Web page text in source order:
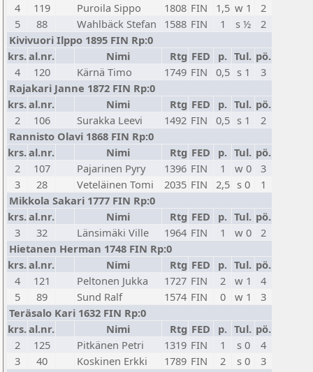
4
119 Puroila Sippo 1808 FIN 1,5 w 1
2
5
88 Wahlbäck Stefan 1588 FIN 1 s ½
2
Kivivuori Ilppo 1895 FIN Rp:0
krs.al.nr. Nimi Rtg FED p. Tul. pö.
4
120 Kärnä Timo 1749 FIN 0,5 s 1
3
Rajakari Janne 1872 FIN Rp:0
krs.al.nr. Nimi Rtg FED p. Tul. pö.
2
106 Surakka Leevi 1492 FIN 0,5 s 1
2
Rannisto Olavi 1868 FIN Rp:0
krs.al.nr. Nimi Rtg FED p. Tul. pö.
2
107 Pajarinen Pyry 1396 FIN 1 w 0
3
3
28 Veteläinen Tomi 2035 FIN 2,5 s 0
1
Mikkola Sakari 1777 FIN Rp:0
krs.al.nr. Nimi Rtg FED p. Tul. pö.
3
32 Länsimäki Ville 1964 FIN 1 w 0
2
Hietanen Herman 1748 FIN Rp:0
krs.al.nr. Nimi Rtg FED p. Tul. pö.
4
121 Peltonen Jukka 1727 FIN 2 w 1
4
5
89 Sund Ralf 1574 FIN 0 w 1
3
Teräsalo Kari 1632 FIN Rp:0
krs.al.nr. Nimi Rtg FED p. Tul. pö.
2
125 Pitkänen Petri 1319 FIN 1 s 0
4
3
40 Koskinen Erkki 1789 FIN 2 s 0
3